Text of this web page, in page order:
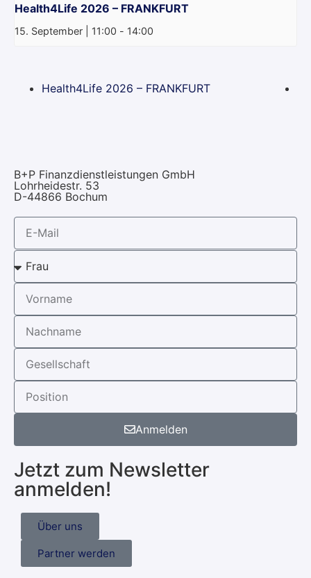
Health4Life 2026 – FRANKFURT
15. September | 11:00 - 14:00
Health4Life 2026 – FRANKFURT
B+P Finanzdienstleistungen GmbH
Lohrheidestr. 53
D-44866 Bochum
Anmelden
Jetzt zum Newsletter
anmelden!
Über uns
Partner werden